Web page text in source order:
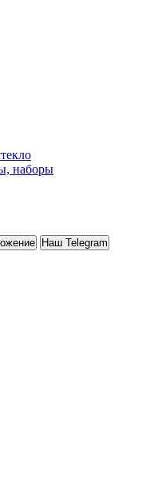
наборы
Наш Telegram